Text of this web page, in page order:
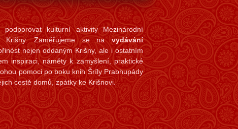
kulturní aktivity Mezinárodní
Krišny. Zaměřujeme se navydávání
nejen oddaným Krišny, ale i ostatním
inspiraci, náměty k zamyšlení, praktické
pomoci po boku knih Šríly Prabhupády
cestě domů, zpátky ke Krišnovi.